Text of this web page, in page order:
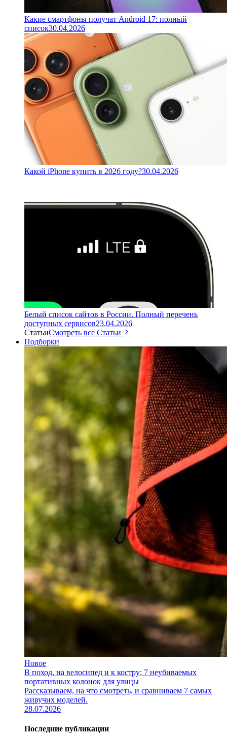
Какие смартфоны получат Android 17: полный
список30.04.2026
Какой iPhone купить в 2026 году?30.04.2026
Белый список сайтов в России. Полный перечень
доступных сервисов23.04.2026
СтатьиСмотреть все Статьи
Подборки
Новое
В поход, на велосипед и к костру: 7 неубиваемых
портативных колонок для улицы
Рассказываем, на что смотреть, и сравниваем 7 самых
живучих моделей.
28.07.2026
Последние публикации